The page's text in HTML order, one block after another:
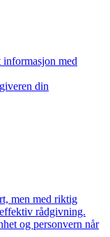
med
din
men med riktig
rådgivning.
og personvern når